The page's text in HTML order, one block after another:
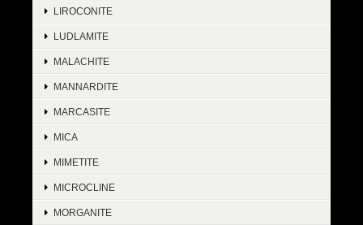
LIROCONITE
LUDLAMITE
MALACHITE
MANNARDITE
MARCASITE
MICA
MIMETITE
MICROCLINE
MORGANITE